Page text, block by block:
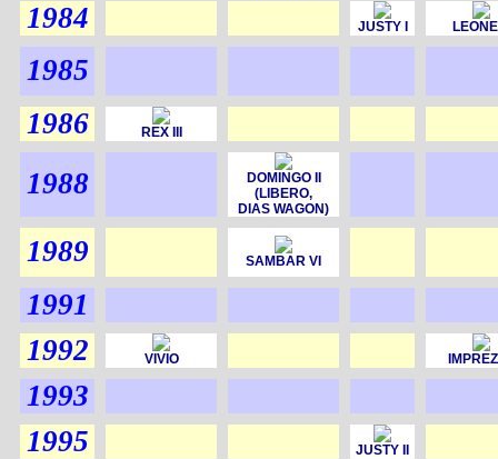
1984 JUSTY I
1985
1986
REX III
1988
DOMINGO II
(LIBERO,
DIAS WAGON)
1989 SAMBAR VI
1991
1992
VIVIO
1993
1995
JUSTY II